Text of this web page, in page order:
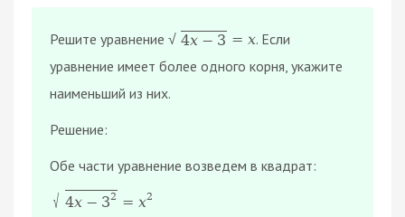
Решите уравнение √ 4х − 3 = х. Если
уравнение имеет более одного корня, укажите
наименьший из них.
Решение:
Обе части уравнение возведем в квадрат:
√ 4х − 32 = х2